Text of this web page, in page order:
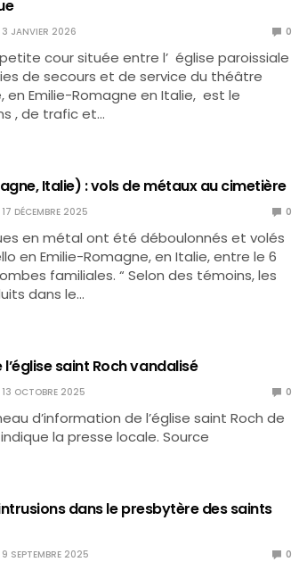
3 JANVIER 2026 0
cour située entre l’ église paroissiale
de secours et de service du théâtre
en Emilie-Romagne en Italie, est le
, de trafic et…
Italie) : vols de métaux au cimetière
17 DÉCEMBRE 2025 0
en métal ont été déboulonnés et volés
en Emilie-Romagne, en Italie, entre le 6
familiales. “ Selon des témoins, les
dans le…
saint Roch vandalisé
13 OCTOBRE 2025 0
d’information de l’église saint Roch de
la presse locale. Source
dans le presbytère des saints
9 SEPTEMBRE 2025 0